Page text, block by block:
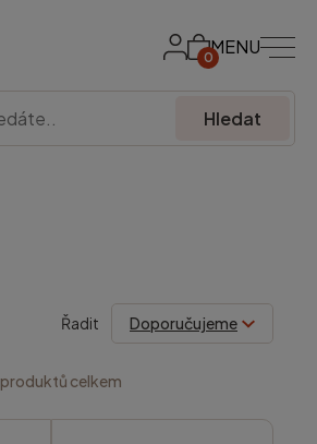
0MENU
Hledat
Řadit
produktů celkem